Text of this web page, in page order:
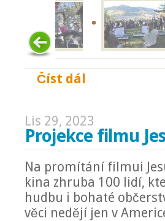
Číst dál
Lis 29, 2023
Projekce filmu
Na promítání filmui
kina zhruba 100 lidí,
hudbu i bohaté
věci nedějí jen v